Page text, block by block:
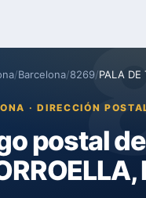
/Barcelona/8269/PALA DE
· DIRECCIÓN
postal